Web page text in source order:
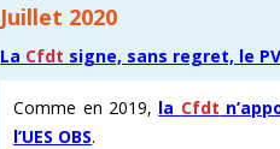
Juillet 2020
La Cfdt signe, sans regret, le PV
Comme en 2019, la Cfdt
l’UES OBS.